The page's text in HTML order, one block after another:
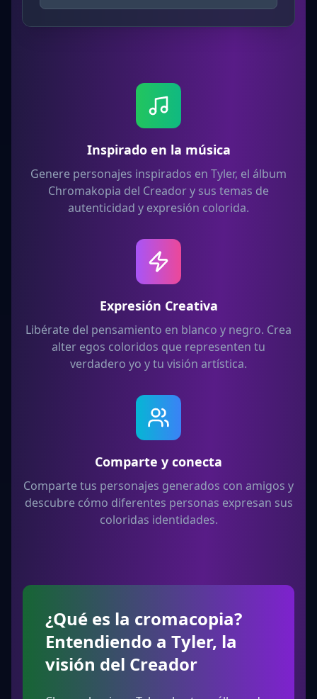
Inspirado en la música
Genere personajes inspirados en Tyler, el álbum
Chromakopia del Creador y sus temas de
autenticidad y expresión colorida.
Expresión Creativa
Libérate del pensamiento en blanco y negro. Crea
alter egos coloridos que representen tu
verdadero yo y tu visión artística.
Comparte y conecta
Comparte tus personajes generados con amigos y
descubre cómo diferentes personas expresan sus
coloridas identidades.
¿Qué es la cromacopia?
Entendiendo a Tyler, la
visión del Creador